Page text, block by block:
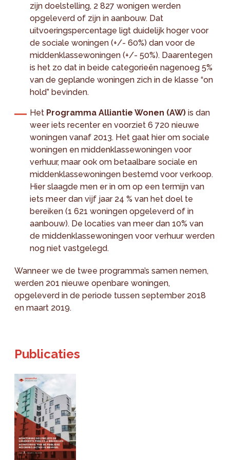
zijn doelstelling, 2 827 wonigen werden
opgeleverd of zijn in aanbouw. Dat
uitvoeringspercentage ligt duidelijk hoger voor
de sociale woningen (+/- 60%) dan voor de
middenklassewoningen (+/- 50%). Daarentegen
is het zo dat in beide categorieën nagenoeg 5%
van de geplande woningen zich in de klasse “on
hold” bevinden.
Het Programma Alliantie Wonen (AW)is dan
weer iets recenter en voorziet 6 720 nieuwe
woningen vanaf 2013. Het gaat hier om sociale
woningen en middenklassewoningen voor
verhuur, maar ook om betaalbare sociale en
middenklassewoningen bestemd voor verkoop.
Hier slaagde men er in om op een termijn van
iets meer dan vijf jaar 24 % van het doel te
bereiken (1 621 woningen opgeleverd of in
aanbouw). De locaties van meer dan 10% van
de middenklassewoningen voor verhuur werden
nog niet vastgelegd.
Wanneer we de twee programma’s samen nemen,
werden 201 nieuwe openbare woningen,
opgeleverd in de periode tussen september 2018
en maart 2019.
Publicaties